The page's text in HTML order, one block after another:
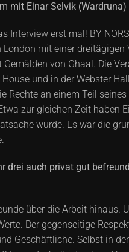
mit Einar Selvik
Interview erst mal! BY
mit einer
von Ghaal. Die
und in der Webster
Rechte an einem Teil
zur gleichen Zeit
wurde. Es war die
drei auch privat gut
über die Arbeit
Der gegenseitige
Geschäftliche. Selbst in